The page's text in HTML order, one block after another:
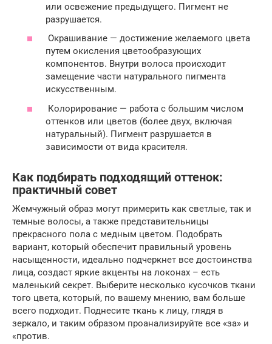
или освежение предыдущего. Пигмент не
разрушается.
Окрашивание — достижение желаемого цвета
путем окисления цветообразующих
компонентов. Внутри волоса происходит
замещение части натурального пигмента
искусственным.
Колорирование — работа с большим числом
оттенков или цветов (более двух, включая
натуральный). Пигмент разрушается в
зависимости от вида красителя.
Как подбирать подходящий оттенок:
практичный совет
Жемчужный образ могут примерить как светлые, так и
темные волосы, а также представительницы
прекрасного пола с медным цветом. Подобрать
вариант, который обеспечит правильный уровень
насыщенности, идеально подчеркнет все достоинства
лица, создаст яркие акценты на локонах – есть
маленький секрет. Выберите несколько кусочков ткани
того цвета, который, по вашему мнению, вам больше
всего подходит. Поднесите ткань к лицу, глядя в
зеркало, и таким образом проанализируйте все «за» и
«против.